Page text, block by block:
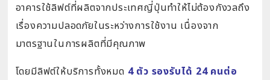
อาคารใช้ลิฟต์ที่ผลิตจากประเทศญี่ปุ่นทำให้ไม่ต้องกังวลถึง
เรื่องความปลอดภัยในระหว่างการใช้งาน เนื่องจาก
มาตรฐานในการผลิตที่มีคุณภาพ
โดยมีลิฟต์ให้บริการทั้งหมด 4 ตัว รองรับได้ 24 คนต่อ